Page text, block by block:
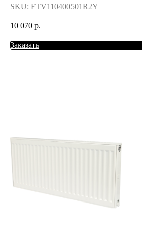
SKU: FTV110400501R2Y
10 070 р.
Заказать